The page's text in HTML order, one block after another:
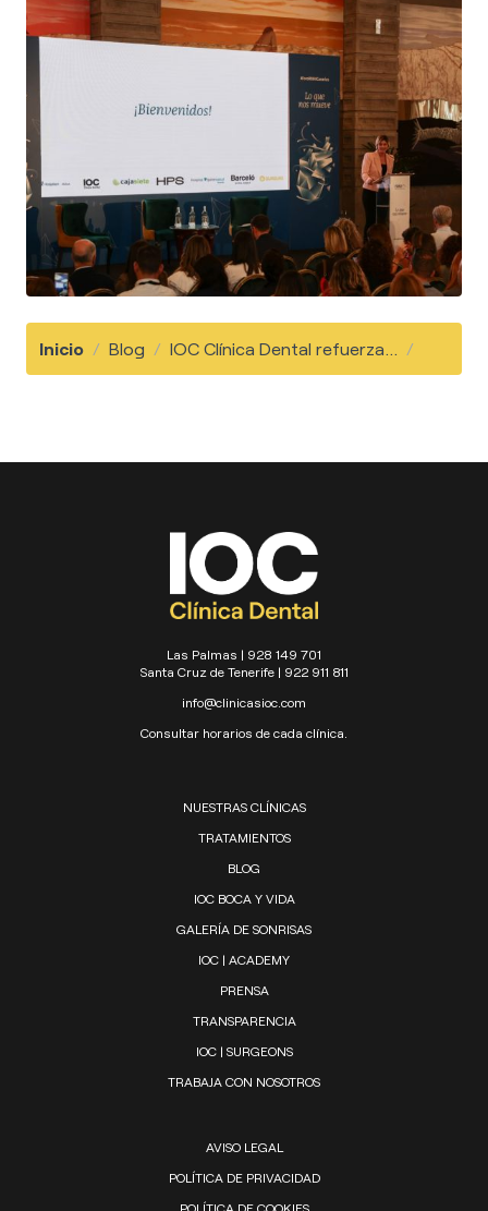
Inicio / Blog / IOC Clínica Dental refuerza... /
Las Palmas | 928 149 701
Santa Cruz de Tenerife | 922 911 811
info@clinicasioc.com
Consultar horarios de cada clínica.
NUESTRAS CLÍNICAS
TRATAMIENTOS
BLOG
IOC BOCA Y VIDA
GALERÍA DE SONRISAS
IOC | ACADEMY
PRENSA
TRANSPARENCIA
IOC | SURGEONS
TRABAJA CON NOSOTROS
AVISO LEGAL
POLÍTICA DE PRIVACIDAD
POLÍTICA DE COOKIES